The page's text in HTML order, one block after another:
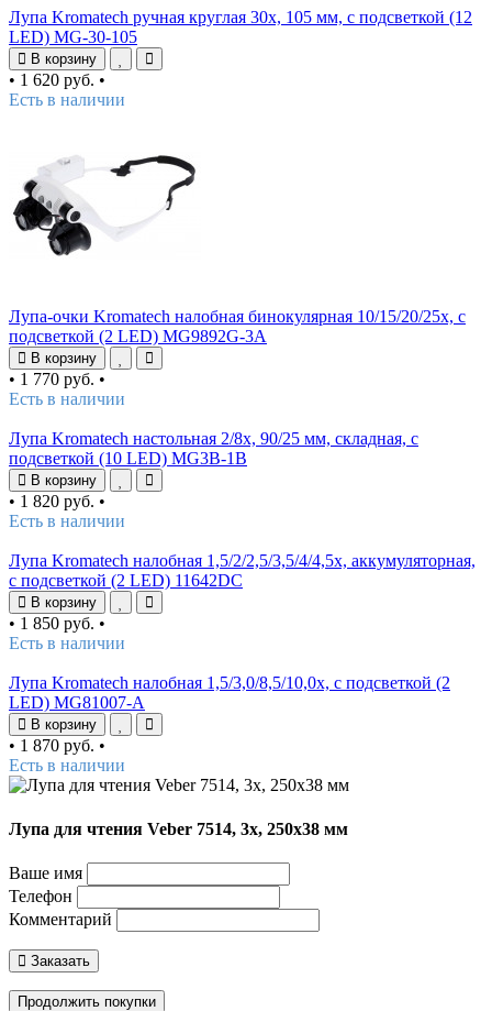
Лупа Kromatech ручная круглая 30x, 105 мм, с подсветкой (12
LED) MG-30-105
В корзину
• 1 620 руб. •
Есть в наличии
Лупа-очки Kromatech налобная бинокулярная 10/15/20/25x, с
подсветкой (2 LED) MG9892G-3A
В корзину
• 1 770 руб. •
Есть в наличии
Лупа Kromatech настольная 2/8x, 90/25 мм, складная, с
подсветкой (10 LED) MG3B-1B
В корзину
• 1 820 руб. •
Есть в наличии
Лупа Kromatech налобная 1,5/2/2,5/3,5/4/4,5x, аккумуляторная,
с подсветкой (2 LED) 11642DC
В корзину
• 1 850 руб. •
Есть в наличии
Лупа Kromatech налобная 1,5/3,0/8,5/10,0x, с подсветкой (2
LED) MG81007-A
В корзину
• 1 870 руб. •
Есть в наличии
Лупа для чтения Veber 7514, 3x, 250x38 мм
Ваше имя
Телефон
Комментарий
Заказать
Продолжить покупки